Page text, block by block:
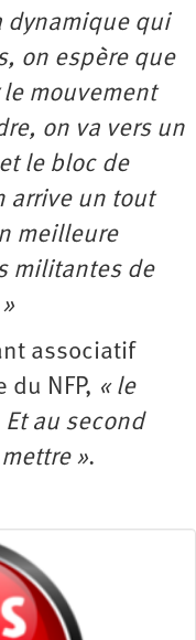
dynamique qui
on espère que
mouvement
on va vers un
le bloc de
arrive un tout
meilleure
militantes de
associatif
NFP, « le
au second
».